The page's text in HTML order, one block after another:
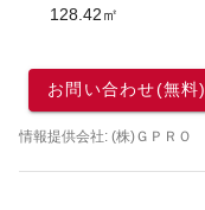
128.42㎡
お問い合わせ(無料)
情報提供会社: (株)ＧＰＲＯ